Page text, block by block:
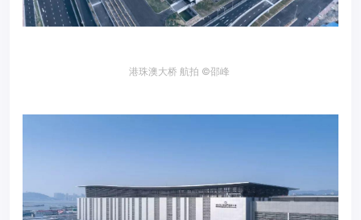
港珠澳大桥 航拍 ©邵峰